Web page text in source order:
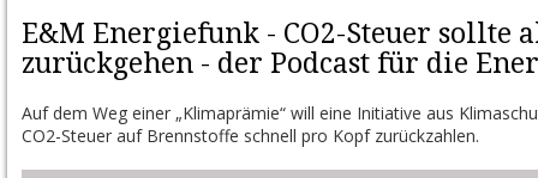
E&M Energiefunk - CO2-Steuer sollte
zurückgehen - der Podcast für die
Auf dem Weg einer „Klimaprämie“ will eine Initiative aus
CO2-Steuer auf Brennstoffe schnell pro Kopf zurückzahlen.